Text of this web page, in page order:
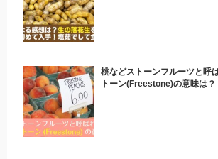
桃などストーンフルーツと呼
トーン(Freestone)の意味は？